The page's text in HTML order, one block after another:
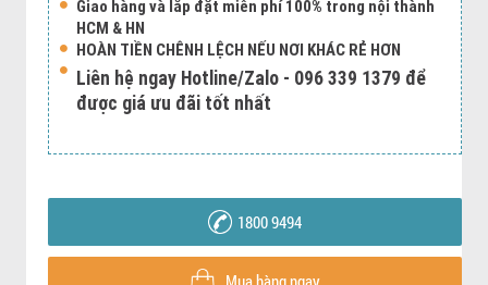
Giao hàng và lắp đặt miễn phí 100% trong nội thành
HCM & HN
HOÀN TIỀN CHÊNH LỆCH NẾU NƠI KHÁC RẺ HƠN
Liên hệ ngay Hotline/Zalo - 096 339 1379 để
được giá ưu đãi tốt nhất
1800 9494
Mua hàng ngay